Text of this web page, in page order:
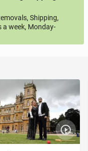
Shipping,
a week, Monday-